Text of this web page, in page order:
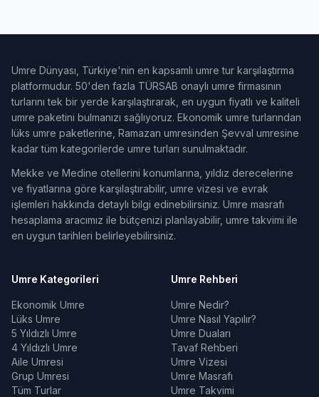
Umre Dünyası, Türkiye'nin en kapsamlı umre tur karşılaştırma
platformudur. 50'den fazla TÜRSAB onaylı umre firmasının
turlarını tek bir yerde karşılaştırarak, en uygun fiyatlı ve kaliteli
umre paketini bulmanızı sağlıyoruz. Ekonomik umre turlarından
lüks umre paketlerine, Ramazan umresinden Şevval umresine
kadar tüm kategorilerde umre turları sunulmaktadır.
Mekke ve Medine otellerini konumlarına, yıldız derecelerine
ve fiyatlarına göre karşılaştırabilir, umre vizesi ve evrak
işlemleri hakkında detaylı bilgi edinebilirsiniz. Umre masrafı
hesaplama aracımız ile bütçenizi planlayabilir, umre takvimi ile
en uygun tarihleri belirleyebilirsiniz.
Umre Kategorileri
Ekonomik Umre
Lüks Umre
5 Yıldızlı Umre
4 Yıldızlı Umre
Aile Umresi
Grup Umresi
Tüm Turlar
Umre Rehberi
Umre Nedir?
Umre Nasıl Yapılır?
Umre Duaları
Tavaf Rehberi
Umre Vizesi
Umre Masrafı
Umre Takvimi